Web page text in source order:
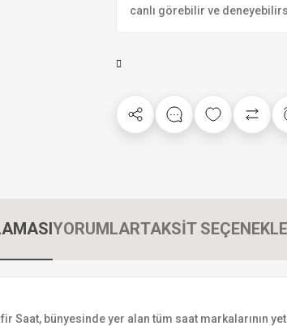
canlı görebilir ve
YORUMLARTAKSİT
Saat, bünyesinde yer alan tüm saat markalarının